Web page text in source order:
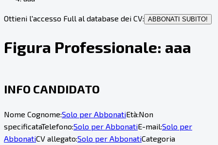
Ottieni l'accesso Full al database dei CV: ABBONATI SUBITO!
Figura Professionale: aaa
INFO CANDIDATO
Nome Cognome:Solo per AbbonatiEtà:Non
specificataTelefono:Solo per AbbonatiE-mail:Solo per
AbbonatiCV allegato:Solo per AbbonatiCategoria